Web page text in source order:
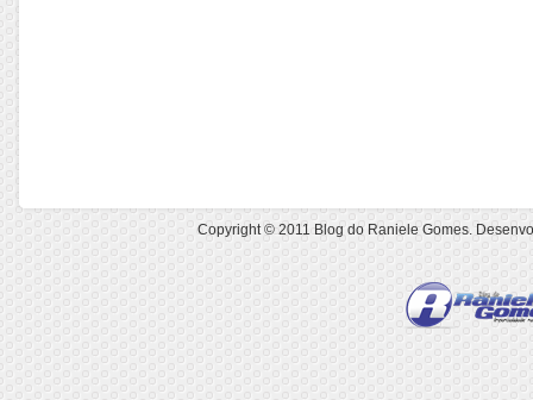
Copyright © 2011 Blog do Raniele Gomes .